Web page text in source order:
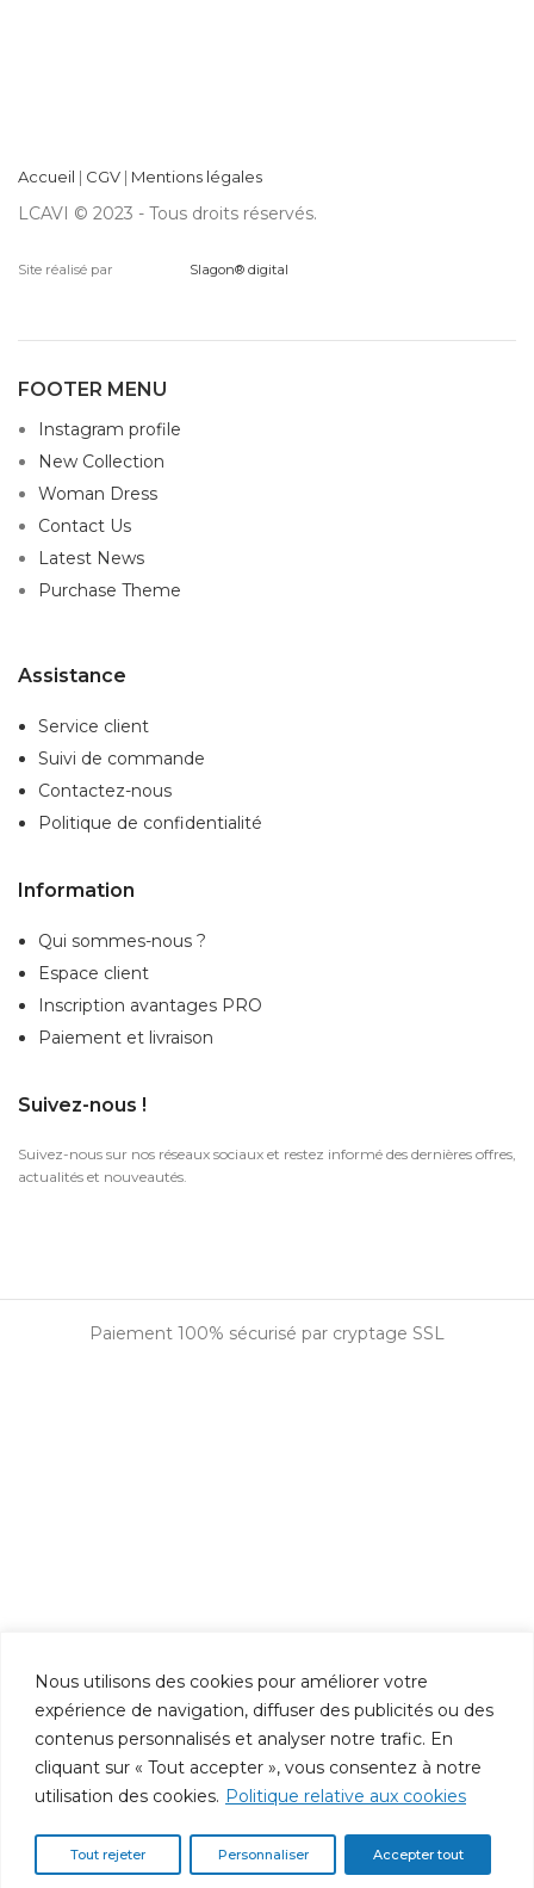
Nous utilisons des cookies pour améliorer votre
expérience de navigation, diffuser des publicités ou des
contenus personnalisés et analyser notre trafic. En
cliquant sur « Tout accepter », vous consentez à notre
utilisation des cookies. Politique relative aux cookies
Personnaliser
Tout rejeter Accepter tout
Accueil | CGV | Mentions légales
LCAVI © 2023 - Tous droits réservés.
Site réalisé par Slagon® digital
FOOTER MENU
Instagram profile
New Collection
Woman Dress
Contact Us
Latest News
Purchase Theme
Assistance
Service client
Suivi de commande
Contactez-nous
Politique de confidentialité
Information
Qui sommes-nous ?
Espace client
Inscription avantages PRO
Paiement et livraison
Suivez-nous !
Suivez-nous sur nos réseaux sociaux et restez informé des dernières offres,
actualités et nouveautés.
Paiement 100% sécurisé par cryptage SSL